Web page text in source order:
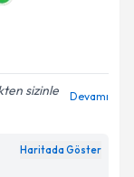
sizinle
Devamı
Haritada Göster